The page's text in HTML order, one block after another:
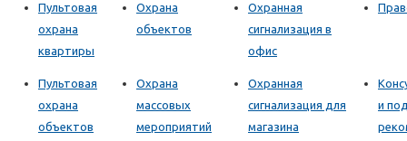
Пультовая
охрана
квартиры
Охрана
объектов
Охранная
сигнализация в
офис
Пультовая
охрана
объектов
Охрана
массовых
мероприятий
Охранная
сигнализация для
магазина
и